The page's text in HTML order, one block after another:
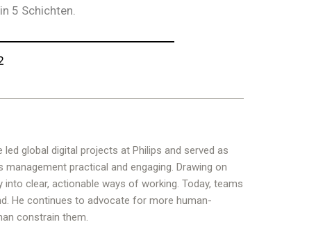
5 Schichten.
global digital projects at Philips and served as
practical and engaging. Drawing on
clear, actionable ways of working. Today, teams
He continues to advocate for more human-
constrain them.